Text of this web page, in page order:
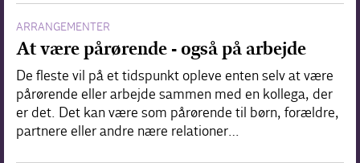
ARRANGEMENTER
At være pårørende - også på arbejde
De fleste vil på et tidspunkt opleve enten selv at være
pårørende eller arbejde sammen med en kollega, der
er det. Det kan være som pårørende til børn, forældre,
partnere eller andre nære relationer…